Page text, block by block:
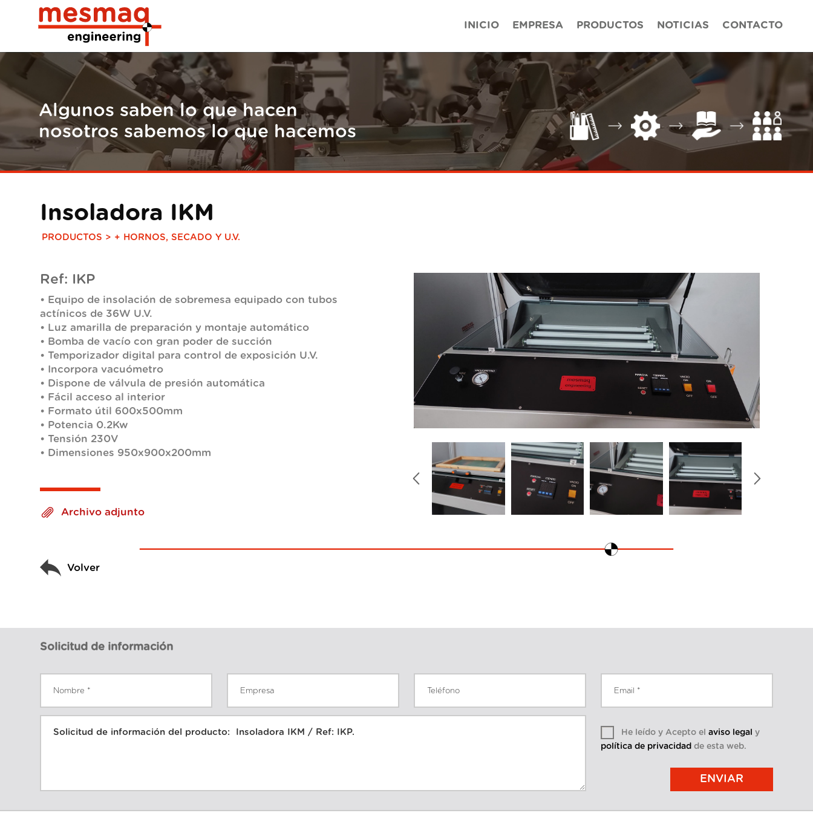
INICIO EMPRESA PRODUCTOS NOTICIAS CONTACTO
Algunos saben lo que hacen
nosotros sabemos lo que hacemos
Insoladora IKM
PRODUCTOS > + HORNOS, SECADO Y U.V.
Ref: IKP
• Equipo de insolación de sobremesa equipado con tubos
actínicos de 36W U.V.
• Luz amarilla de preparación y montaje automático
• Bomba de vacío con gran poder de succión
• Temporizador digital para control de exposición U.V.
• Incorpora vacuómetro
• Dispone de válvula de presión automática
• Fácil acceso al interior
• Formato útil 600x500mm
• Potencia 0.2Kw
• Tensión 230V
• Dimensiones 950x900x200mm
Archivo adjunto
Volver
Solicitud de información
He leído y Acepto el aviso legal y
política de privacidad de esta web.